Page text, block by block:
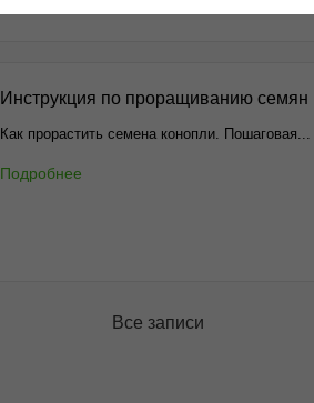
Инструкция по проращиванию семян
Как прорастить семена конопли. Пошаговая...
Подробнее
Все записи